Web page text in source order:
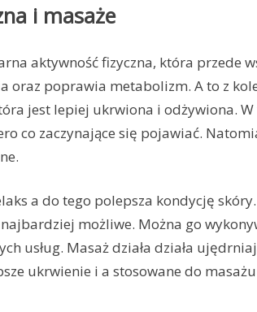
i masaże
aktywność fizyczna, która przede
oraz poprawia metabolizm. A to z
jest lepiej ukrwiona i odżywiona.
co zaczynające się pojawiać.
a do tego polepsza kondycję
możliwe. Można go
usług. Masaż działa działa
ukrwienie i a stosowane do